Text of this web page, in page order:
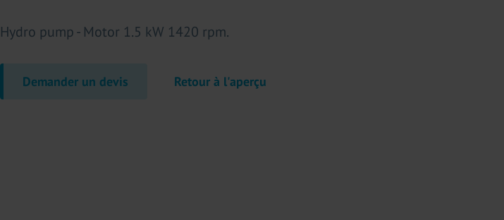
Hydro pump - Motor 1.5 kW 1420 rpm.
Demander un devis Retour à l'aperçu